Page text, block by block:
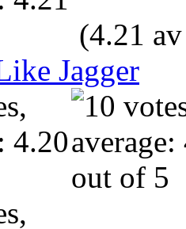
(4.21
Jagger